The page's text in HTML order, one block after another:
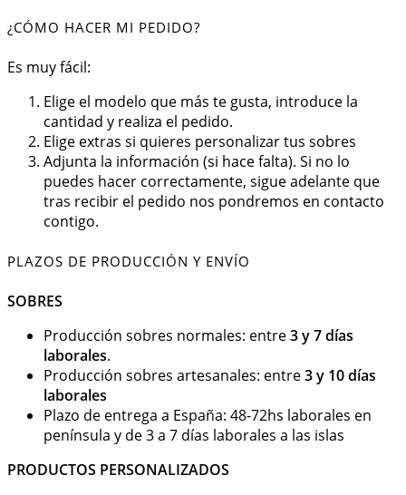
¿CÓMO HACER MI PEDIDO?
Es muy fácil:
Elige el modelo que más te gusta, introduce la
cantidad y realiza el pedido.
Elige extras si quieres personalizar tus sobres
Adjunta la información (si hace falta). Si no lo
puedes hacer correctamente, sigue adelante que
tras recibir el pedido nos pondremos en contacto
contigo.
PLAZOS DE PRODUCCIÓN Y ENVÍO
SOBRES
Producción sobres normales: entre3 y 7 días
laborales.
Producción sobres artesanales: entre3 y 10 días
laborales
Plazo de entrega a España: 48-72hs laborales en
península y de 3 a 7 días laborales a las islas
PRODUCTOS PERSONALIZADOS